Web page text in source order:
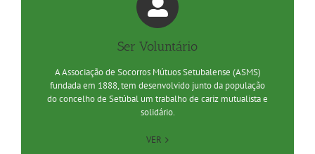
Ser Voluntário
A Associação de Socorros Mútuos Setubalense (ASMS)
fundada em 1888, tem desenvolvido junto da população
do concelho de Setúbal um trabalho de cariz mutualista e
solidário.
VER